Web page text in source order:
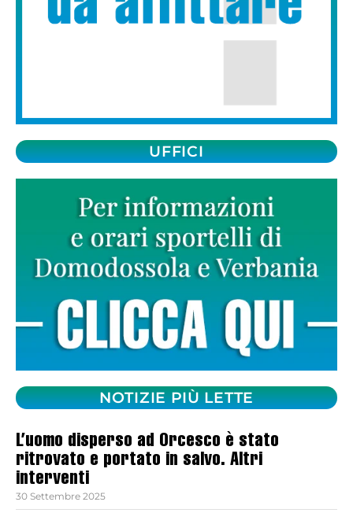
UFFICI
NOTIZIE PIÙ LETTE
L’uomo disperso ad Orcesco è stato
ritrovato e portato in salvo. Altri
interventi
30 Settembre 2025